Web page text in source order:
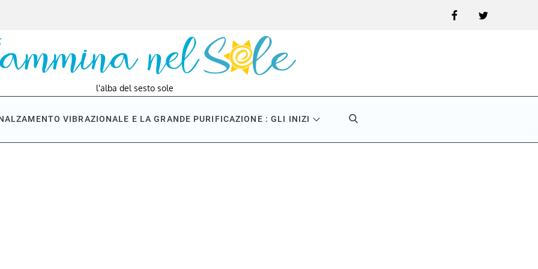
FacebookTwitter
l'alba del sesto sole
VIBRAZIONALE E LA GRANDE PURIFICAZIONE : GLI INIZI